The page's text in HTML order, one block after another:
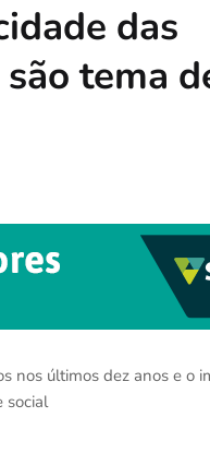
das
tema
nos últimos dez anos e o
social